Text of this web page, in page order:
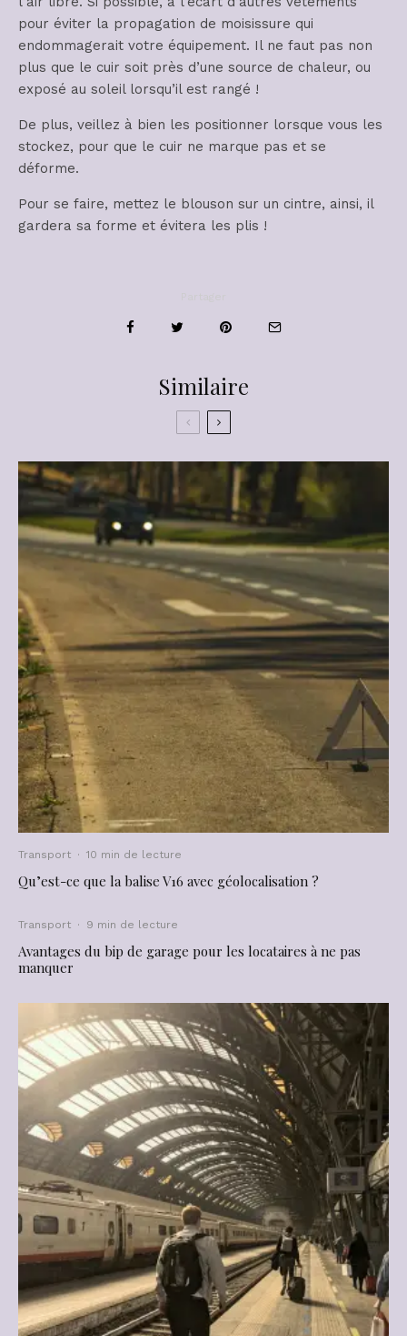
pour éviter la propagation de moisissure qui
endommagerait votre équipement. Il ne faut pas non
plus que le cuir soit près d’une source de chaleur, ou
exposé au soleil lorsqu’il est rangé !
De plus, veillez à bien les positionner lorsque vous les
stockez, pour que le cuir ne marque pas et se
déforme.
Pour se faire, mettez le blouson sur un cintre, ainsi, il
gardera sa forme et évitera les plis !
Similaire
Transport · 10 min de lecture
Qu’est-ce que la balise V16 avec géolocalisation ?
Transport · 9 min de lecture
Avantages du bip de garage pour les locataires à ne pas
manquer